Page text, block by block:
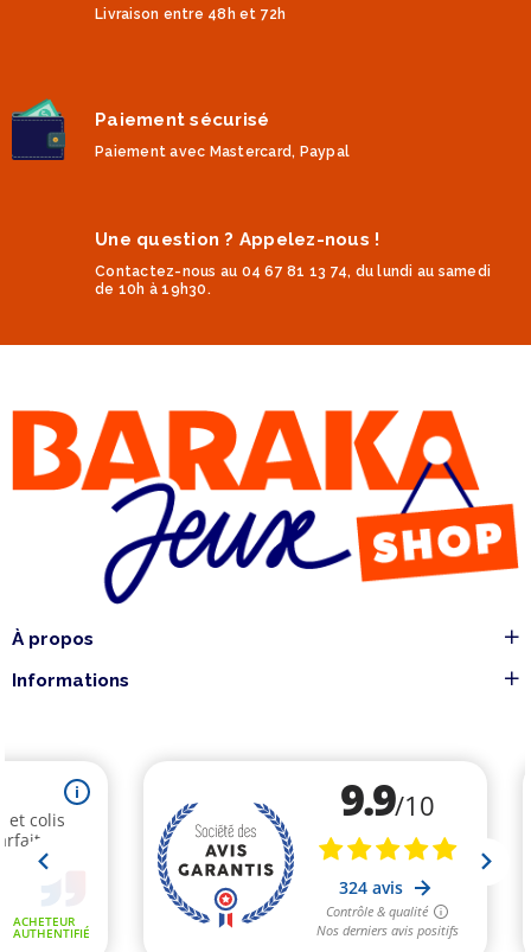
Livraison entre 48h et 72h
Paiement sécurisé
Paiement avec Mastercard, Paypal
Une question ? Appelez-nous !
Contactez-nous au 04 67 81 13 74, du lundi au samedi
de 10h à 19h30.
À propos
Informations